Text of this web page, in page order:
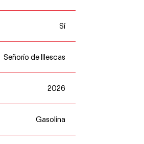
Sí
Señorío de Illescas
2026
Gasolina